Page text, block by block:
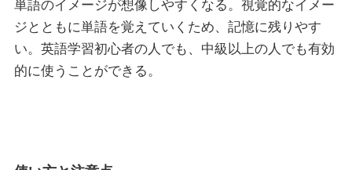
単語のイメージが想像しやすくなる。視覚的なイメー
ジとともに単語を覚えていくため、記憶に残りやす
い。英語学習初心者の人でも、中級以上の人でも有効
的に使うことができる。